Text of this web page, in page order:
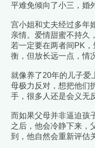
平难免倾向了小三，婚
宫小姐和丈夫经过多年
亲情。爱情甜蜜不持久
若一定要在两者间PK
衡，但放长远一点，情
就像养了20年的儿子爱
母极力反对，想把他们
手，很多人还是会义无
而如果父母并非逼迫孩
之后，他会冷静下来，
到，他自然会重新评估